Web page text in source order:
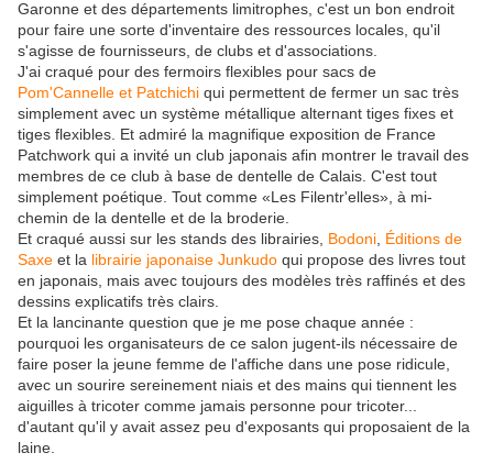
Garonne et des départements limitrophes, c'est un bon endroit
pour faire une sorte d'inventaire des ressources locales, qu'il
s'agisse de fournisseurs, de clubs et d'associations.
J'ai craqué pour des fermoirs flexibles pour sacs de
Pom'Cannelle et Patchichi qui permettent de fermer un sac très
simplement avec un système métallique alternant tiges fixes et
tiges flexibles. Et admiré la magnifique exposition de France
Patchwork qui a invité un club japonais afin montrer le travail des
membres de ce club à base de dentelle de Calais. C'est tout
simplement poétique. Tout comme «Les Filentr'elles», à mi-
chemin de la dentelle et de la broderie.
Et craqué aussi sur les stands des librairies, Bodoni Éditions de
Saxe et la librairie japonaise Junkudo qui propose des livres tout
en japonais, mais avec toujours des modèles très raffinés et des
dessins explicatifs très clairs.
Et la lancinante question que je me pose chaque année :
pourquoi les organisateurs de ce salon jugent-ils nécessaire de
faire poser la jeune femme de l'affiche dans une pose ridicule,
avec un sourire sereinement niais et des mains qui tiennent les
aiguilles à tricoter comme jamais personne pour tricoter...
d'autant qu'il y avait assez peu d'exposants qui proposaient de la
laine.